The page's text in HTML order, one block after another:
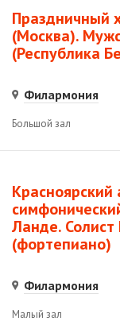
Праздничный
(Москва).
(Республика
Филармония
Большой зал
Красноярский
Ланде.
(фортепиано)
Филармония
Малый зал